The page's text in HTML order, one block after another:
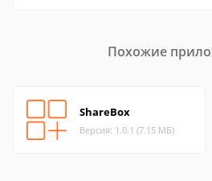
Похожие
ShareBox
Версия: 1.0.1 (7.15 МБ)